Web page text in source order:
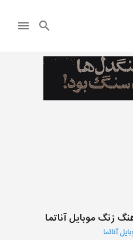
search
menu
زنگ موبایل آناتما
آناتما